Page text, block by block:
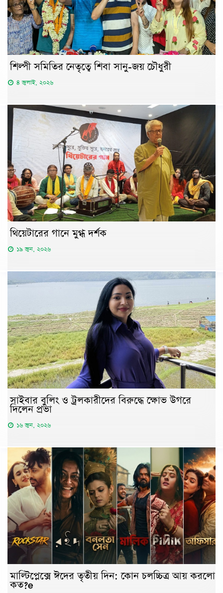
শিল্পী সমিতির নেতৃত্বে শিবা সানু-জয় চৌধুরী
৪ জুলাই, ২০২৬
থিয়েটারের গানে মুগ্ধ দর্শক
১৯ জুন, ২০২৬
সাইবার বুলিং ও ট্রলকারীদের বিরুদ্ধে ক্ষোভ উগরে
দিলেন প্রভা
১৬ জুন, ২০২৬
মাল্টিপ্লেক্সে ঈদের তৃতীয় দিন: কোন চলচ্চিত্র আয় করলো
কত?e